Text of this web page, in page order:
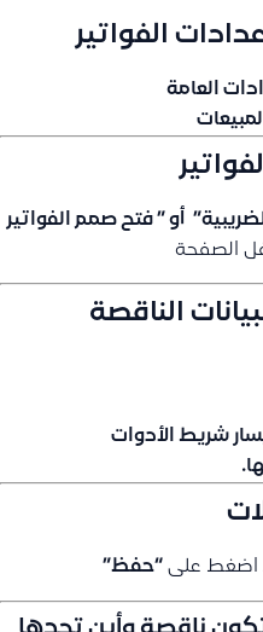
العامة
أو ” فتح صمم الفواتير
الصفحة
البيانات الناقصة
شريط الأدوات
اضغط على “حفظ”